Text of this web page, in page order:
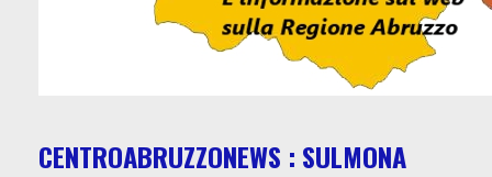
CENTROABRUZZONEWS : SULMONA